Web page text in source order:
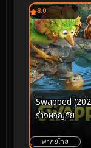
8.0
Swapped
ร่างผจญภัย
พากย์ไทย